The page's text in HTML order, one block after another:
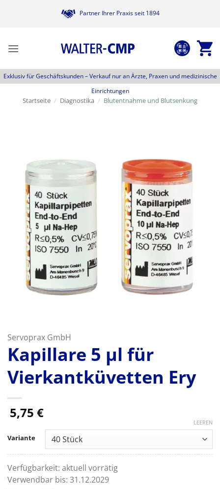
Partner Ihrer Praxis seit 1894
Exklusiv für Geschäftskunden –Verkauf nur an Ärzte, Praxen und medizinische
Einrichtungen
Startseite / Diagnostika / Blutentnahme und Blutsenkung
Servoprax GmbH
Kapillare 5 µl für
Vierkantküvetten Ery
5,75 €
Variante
LEEREN
Verfügbarkeit: aktuell vorrätig
Verwendbar bis: 31.12.2029